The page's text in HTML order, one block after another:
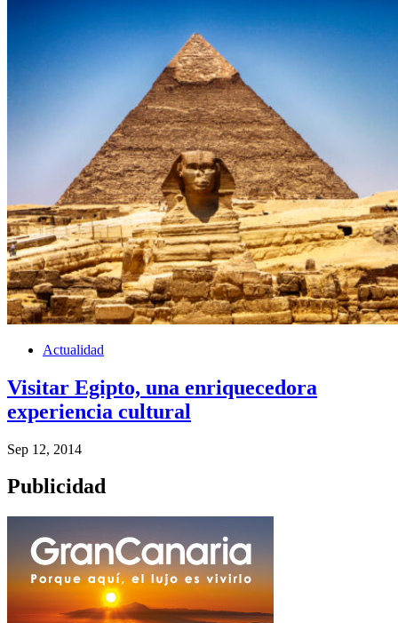
Actualidad
Visitar Egipto, una enriquecedora
experiencia cultural
Sep 12, 2014
Publicidad